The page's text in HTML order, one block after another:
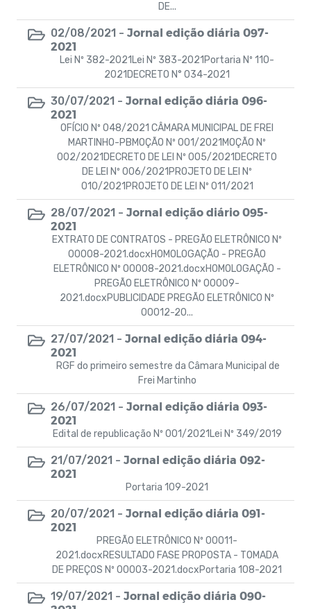
Máquinas
Editais de Licitação - Nova Lei de Licitações
Campanhas
Contratos - (Covid 19)
Plano Municipal de Educação
Pagamentos Pousada do Idoso Luzia Dantas
DE...
02/08/2021 - Jornal edição diária 097-
2021
Lei Nº 382-2021Lei Nº 383-2021Portaria Nº 110-
2021DECRETO N° 034-2021
30/07/2021 - Jornal edição diária 096-
2021
OFÍCIO Nº 048/2021 CÂMARA MUNICIPAL DE FREI
MARTINHO-PBMOÇÃO Nº 001/2021MOÇÃO Nº
002/2021DECRETO DE LEI Nº 005/2021DECRETO
DE LEI Nº 006/2021PROJETO DE LEI Nº
010/2021PROJETO DE LEI Nº 011/2021
28/07/2021 - Jornal edição diário 095-
2021
EXTRATO DE CONTRATOS - PREGÃO ELETRÔNICO Nº
00008-2021.docxHOMOLOGAÇÃO - PREGÃO
ELETRÔNICO Nº 00008-2021.docxHOMOLOGAÇÃO -
PREGÃO ELETRÔNICO Nº 00009-
2021.docxPUBLICIDADE PREGÃO ELETRÔNICO Nº
00012-20...
27/07/2021 - Jornal edição diária 094-
2021
RGF do primeiro semestre da Câmara Municipal de
Frei Martinho
26/07/2021 - Jornal edição diária 093-
2021
Edital de republicação Nº 001/2021Lei Nº 349/2019
21/07/2021 - Jornal edição diária 092-
2021
Portaria 109-2021
20/07/2021 - Jornal edição diária 091-
2021
PREGÃO ELETRÔNICO Nº 00011-
2021.docxRESULTADO FASE PROPOSTA - TOMADA
DE PREÇOS Nº 00003-2021.docxPortaria 108-2021
19/07/2021 - Jornal edição diária 090-